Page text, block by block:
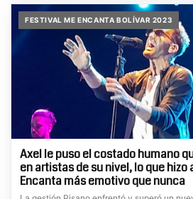
FESTIVAL ME ENCANTA BOLÍVAR 2023
Axel le puso el costado humano
en artistas de su nivel, lo que hizo
Encanta más emotivo que nunca